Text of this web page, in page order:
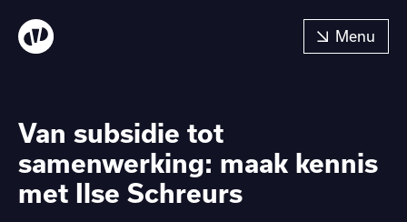
Van subsidie tot
samenwerking: maak kennis
met Ilse Schreurs